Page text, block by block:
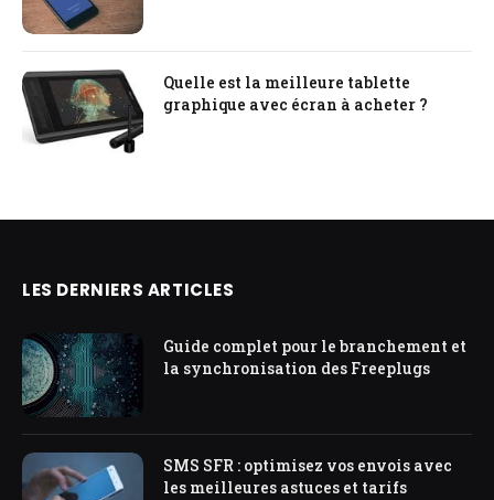
Quelle est la meilleure tablette
graphique avec écran à acheter ?
LES DERNIERS ARTICLES
Guide complet pour le branchement et
la synchronisation des Freeplugs
SMS SFR : optimisez vos envois avec
les meilleures astuces et tarifs